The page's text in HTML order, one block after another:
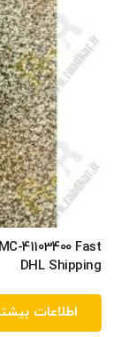
41103400 Fast
DHL Shipping
اطلاعات